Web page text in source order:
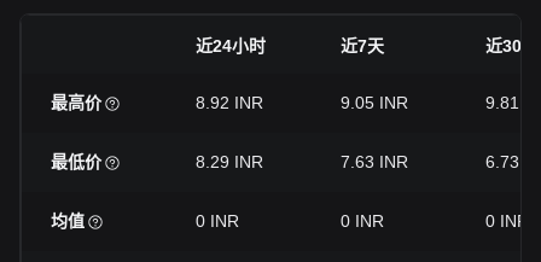
近24小时 近7天 近30天
最高价 8.92 INR 9.05 INR 9.81
最低价 8.29 INR 7.63 INR 6.73
均值 0 INR 0 INR 0 INR